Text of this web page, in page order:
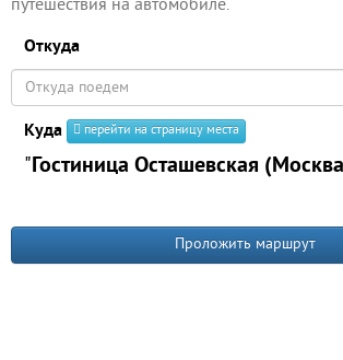
путешествия на автомобиле.
Откуда
Куда перейти на страницу места
"Гостиница Осташевская
Проложить маршрут